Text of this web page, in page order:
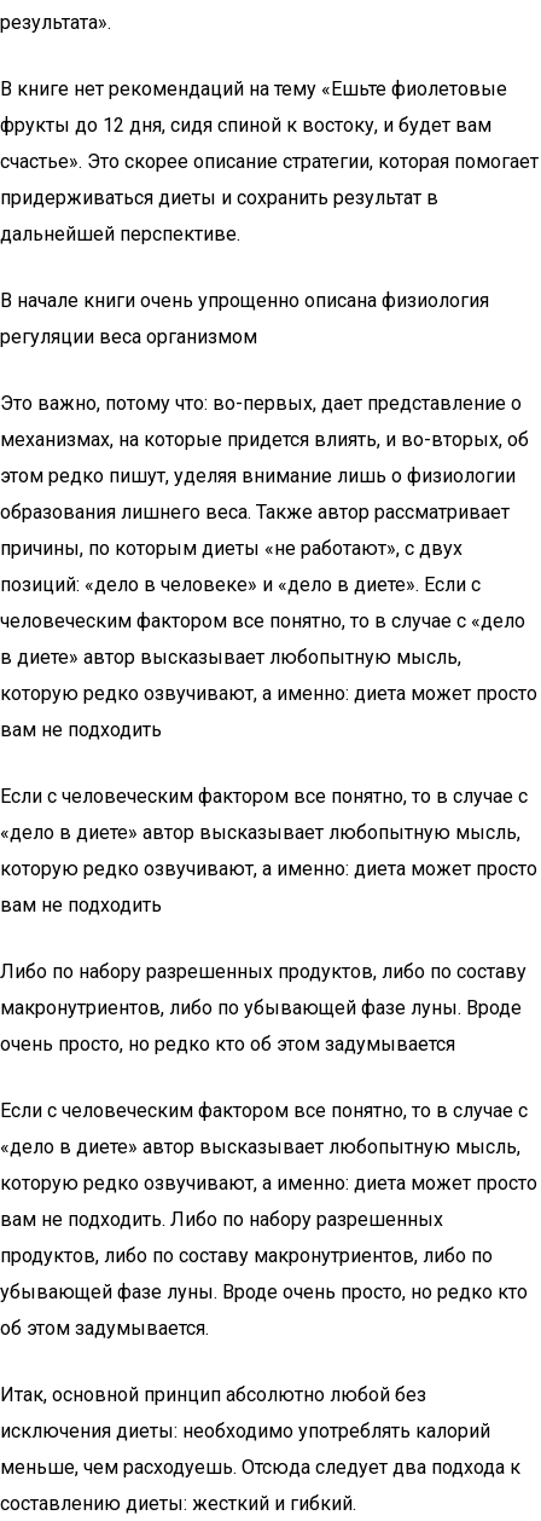
результата».
В книге нет рекомендаций на тему «Ешьте фиолетовые
фрукты до 12 дня, сидя спиной к востоку, и будет вам
счастье». Это скорее описание стратегии, которая помогает
придерживаться диеты и сохранить результат в
дальнейшей перспективе.
В начале книги очень упрощенно описана физиология
регуляции веса организмом
Это важно, потому что: во-первых, дает представление о
механизмах, на которые придется влиять, и во-вторых, об
этом редко пишут, уделяя внимание лишь о физиологии
образования лишнего веса. Также автор рассматривает
причины, по которым диеты «не работают», с двух
позиций: «дело в человеке» и «дело в диете». Если с
человеческим фактором все понятно, то в случае с «дело
в диете» автор высказывает любопытную мысль,
которую редко озвучивают, а именно: диета может просто
вам не подходить
Если с человеческим фактором все понятно, то в случае с
«дело в диете» автор высказывает любопытную мысль,
которую редко озвучивают, а именно: диета может просто
вам не подходить
Либо по набору разрешенных продуктов, либо по составу
макронутриентов, либо по убывающей фазе луны. Вроде
очень просто, но редко кто об этом задумывается
Если с человеческим фактором все понятно, то в случае с
«дело в диете» автор высказывает любопытную мысль,
которую редко озвучивают, а именно: диета может просто
вам не подходить. Либо по набору разрешенных
продуктов, либо по составу макронутриентов, либо по
убывающей фазе луны. Вроде очень просто, но редко кто
об этом задумывается.
Итак, основной принцип абсолютно любой без
исключения диеты: необходимо употреблять калорий
меньше, чем расходуешь. Отсюда следует два подхода к
составлению диеты: жесткий и гибкий.